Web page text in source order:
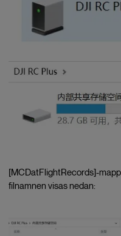
[MCDatFlightRecords]-
filnamnen visas nedan: